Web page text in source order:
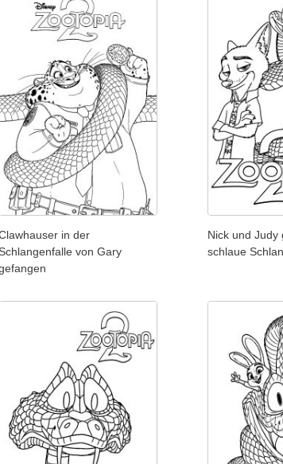
in der
Schlangenfalle von Gary
Nick und Judy
schlaue